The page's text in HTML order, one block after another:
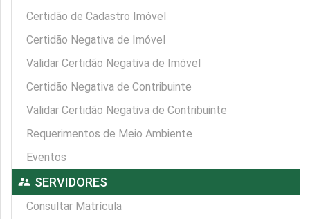
Certidão de Cadastro Imóvel
Certidão Negativa de Imóvel
Validar Certidão Negativa de Imóvel
Certidão Negativa de Contribuinte
Validar Certidão Negativa de Contribuinte
Requerimentos de Meio Ambiente
Eventos
supervisor_account SERVIDORES
Consultar Matrícula